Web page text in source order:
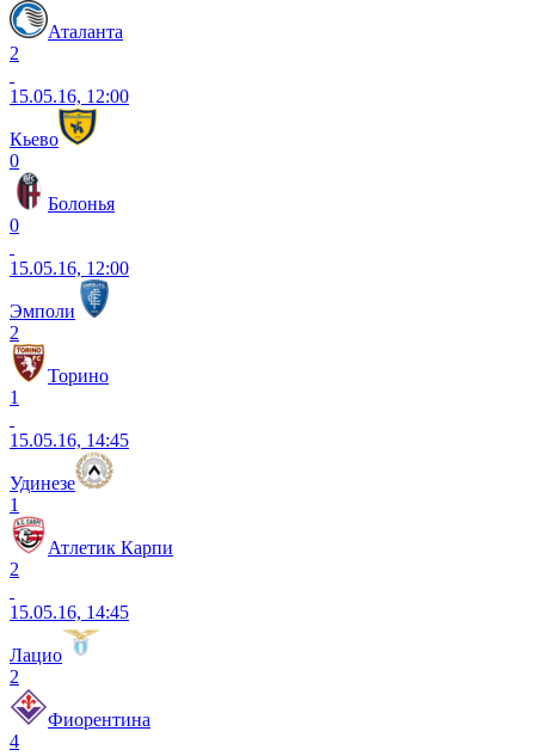
Аталанта
2
15.05.16, 12:00
Кьево
0
Болонья
0
15.05.16, 12:00
Эмполи
2
Торино
1
15.05.16, 14:45
Удинезе
1
Атлетик Карпи
2
15.05.16, 14:45
Лацио
2
Фиорентина
4